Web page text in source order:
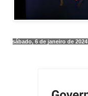
sábado, 6 de janeiro de 2024